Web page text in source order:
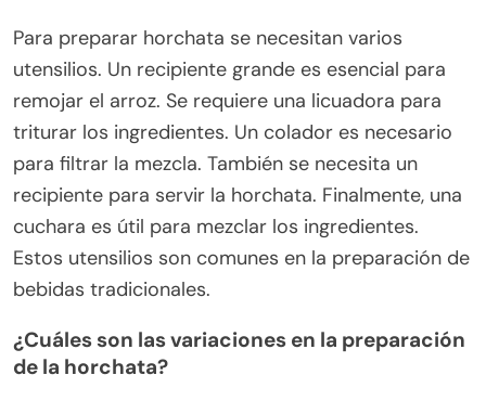
Para preparar horchata se necesitan varios
utensilios. Un recipiente grande es esencial para
remojar el arroz. Se requiere una licuadora para
triturar los ingredientes. Un colador es necesario
para filtrar la mezcla. También se necesita un
recipiente para servir la horchata. Finalmente, una
cuchara es útil para mezclar los ingredientes.
Estos utensilios son comunes en la preparación de
bebidas tradicionales.
¿Cuáles son las variaciones en la preparación
de la horchata?